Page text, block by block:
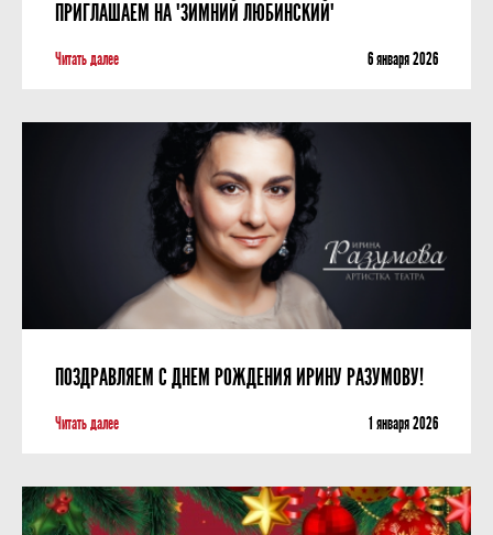
ПРИГЛАШАЕМ НА "ЗИМНИЙ ЛЮБИНСКИЙ"
Читать далее 6 января 2026
ПОЗДРАВЛЯЕМ С ДНЕМ РОЖДЕНИЯ ИРИНУ РАЗУМОВУ!
Читать далее 1 января 2026